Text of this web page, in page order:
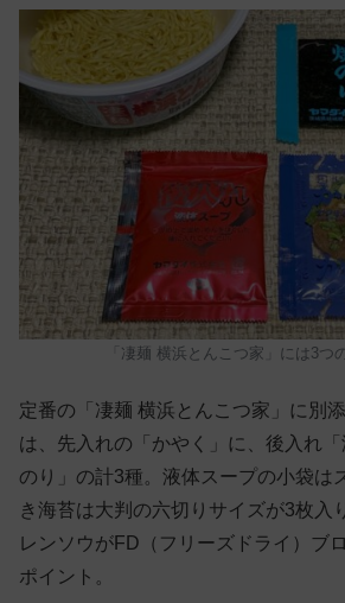
「凄麺 横浜とんこつ家」には3つ
定番の「凄麺 横浜とんこつ家」に別
は、先入れの「かやく」に、後入れ
のり」の計3種。液体スープの小袋は
き海苔は大判の六切りサイズが3枚入
レンソウがFD（フリーズドライ）ブ
ポイント。